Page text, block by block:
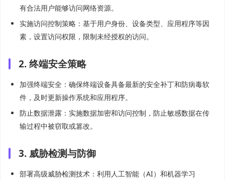
有合法用户能够访问网络资源。
实施访问控制策略：基于用户身份、设备类型、应用程序等因
素，设置访问权限，限制未经授权的访问。
2. 终端安全策略
加强终端安全：确保终端设备具备最新的安全补丁和防病毒软
件，及时更新操作系统和应用程序。
防止数据泄露：实施数据加密和访问控制，防止敏感数据在传
输过程中被窃取或篡改。
3. 威胁检测与防御
部署高级威胁检测技术：利用人工智能（AI）和机器学习